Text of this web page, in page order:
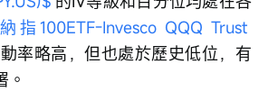
指100ETF-Invesco QQQ Trust
率略高，但也處於歷史低位，有
。